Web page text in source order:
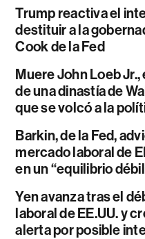
Trump reactiva el
destituir a la
Cook de la Fed
Muere John Loeb
de una dinastía de
que se volcó a la
Barkin, de la Fed,
mercado laboral de
en un “equilibrio
Yen avanza tras el
laboral de EE.UU. y
alerta por posible